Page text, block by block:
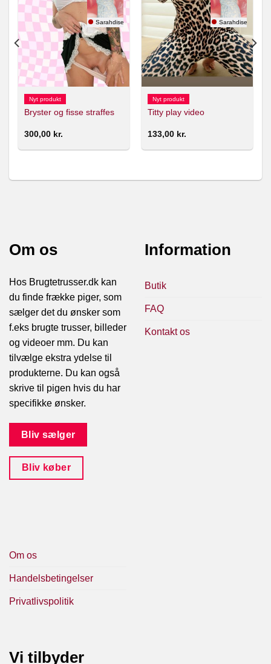
Sarahdise
Nyt produkt
Bryster og fisse straffes
300,00 kr.
Sarahdise
Nyt produkt
Titty play video
133,00 kr.
Om os
Hos Brugtetrusser.dk kan
du finde frække piger, som
sælger det du ønsker som
f.eks brugte trusser, billeder
og videoer mm. Du kan
tilvælge ekstra ydelse til
produkterne. Du kan også
skrive til pigen hvis du har
specifikke ønsker.
Bliv sælger
Bliv køber
Information
Butik
FAQ
Kontakt os
Om os
Handelsbetingelser
Privatlivspolitik
Vi tilbyder